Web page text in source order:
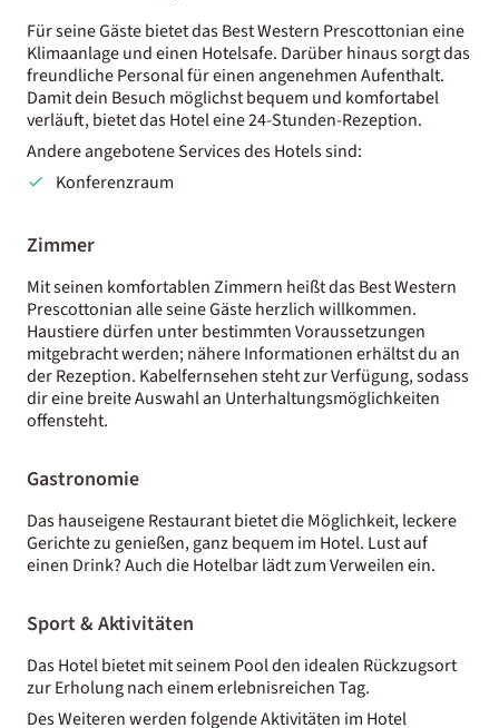
Für seine Gäste bietet das Best Western Prescottonian eine
Klimaanlage und einen Hotelsafe. Darüber hinaus sorgt das
freundliche Personal für einen angenehmen Aufenthalt.
Damit dein Besuch möglichst bequem und komfortabel
verläuft, bietet das Hotel eine 24-Stunden-Rezeption.
Andere angebotene Services des Hotels sind:
Konferenzraum
Zimmer
Mit seinen komfortablen Zimmern heißt das Best Western
Prescottonian alle seine Gäste herzlich willkommen.
Haustiere dürfen unter bestimmten Voraussetzungen
mitgebracht werden; nähere Informationen erhältst du an
der Rezeption. Kabelfernsehen steht zur Verfügung, sodass
dir eine breite Auswahl an Unterhaltungsmöglichkeiten
offensteht.
Gastronomie
Das hauseigene Restaurant bietet die Möglichkeit, leckere
Gerichte zu genießen, ganz bequem im Hotel. Lust auf
einen Drink? Auch die Hotelbar lädt zum Verweilen ein.
Sport & Aktivitäten
Das Hotel bietet mit seinem Pool den idealen Rückzugsort
zur Erholung nach einem erlebnisreichen Tag.
Des Weiteren werden folgende Aktivitäten im Hotel